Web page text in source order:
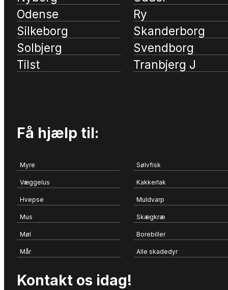
Odense
Ry
Silkeborg
Skanderborg
Solbjerg
Svendborg
Tilst
Tranbjerg J
Få hjælp til:
Myre Sølvfisk
Væggelus Kakkerlak
Hvepse Muldvarp
Mus Skægkræ
Møl Borebiller
Mår Alle skadedyr
Kontakt os idag!